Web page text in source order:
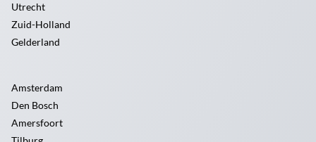
Utrecht
Zuid-Holland
Gelderland
Amsterdam
Den Bosch
Amersfoort